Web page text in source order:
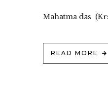
Mahatma das
READ MORE